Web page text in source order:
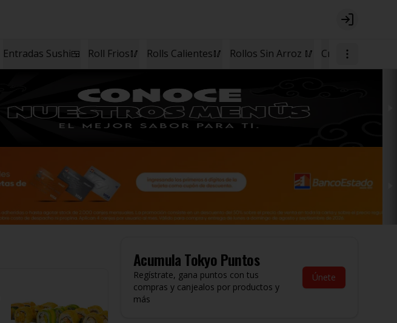
Login
Entradas Sushi🍱 Roll Frios🥢 Rolls Calientes🥢 Rollos Sin Arroz 🥢 Cremas🥣
AcumulaTokyo Puntos
Regístrate, gana puntos con tus
compras y canjealos por productos y
más
Únete